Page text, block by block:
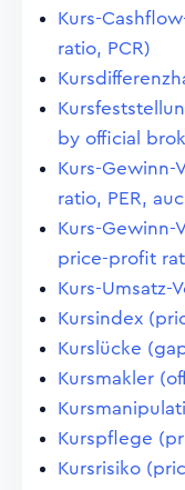
Kurs-
ratio, PCR)
by official
Kurs-Gewinn-
ratio, PER,
Kurs-Gewinn-
price-profit
Kurs-Umsatz-
Kursindex
Kurslücke
Kursmakler
Kurspflege
Kursrisiko